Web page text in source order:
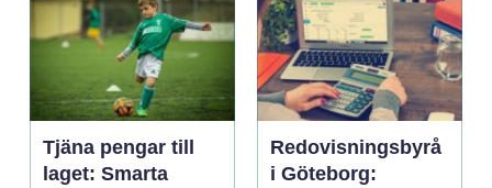
Tjäna pengar till
laget: Smarta
Redovisningsbyrå
i Göteborg: